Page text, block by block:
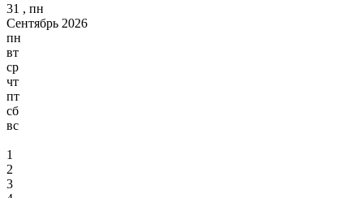
31 , пн
Сентябрь 2026
пн
вт
ср
чт
пт
сб
вс
1
2
3